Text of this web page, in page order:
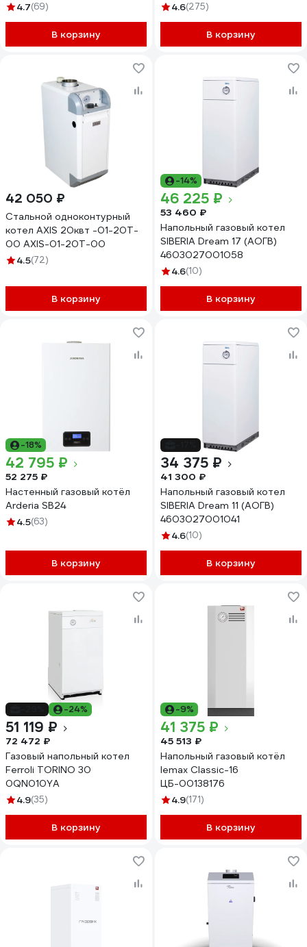
4.7(69)
В корзину
4.6(275)
В корзину
42 050 ₽
Стальной одноконтурный
котел AXIS 20квт -01-20T-
00 AXIS-01-20T-00
4.5(72)
В корзину
-14%
46 225 ₽
53 460 ₽
Напольный газовый котел
SIBERIA Dream 17 (АОГВ)
4603027001058
4.6(10)
В корзину
-18%
42 795 ₽
52 275 ₽
Настенный газовый котёл
Arderia SB24
4.5(63)
В корзину
34 375 ₽
41 300 ₽
Напольный газовый котел
SIBERIA Dream 11 (АОГВ)
4603027001041
4.6(10)
В корзину
-24%
51 119 ₽
72 472 ₽
Газовый напольный котел
Ferroli TORINO 30
0QN010YA
4.9(35)
В корзину
-9%
41 375 ₽
45 513 ₽
Напольный газовый котёл
lemax Classic-16
ЦБ-00138176
4.9(171)
В корзину